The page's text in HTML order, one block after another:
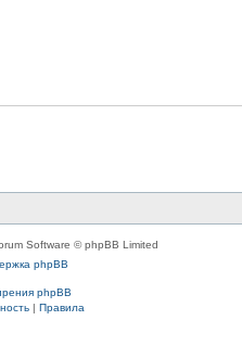
Software © phpBB Limited
phpBB
phpBB
| Правила